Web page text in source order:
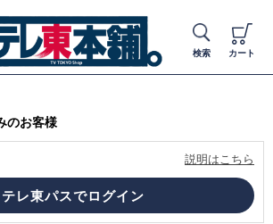
検索 カート
のお客様
説明はこちら